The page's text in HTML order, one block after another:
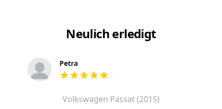
Neulich erledigt
Petra
out of 5 stars
Volkswagen Passat (2015)